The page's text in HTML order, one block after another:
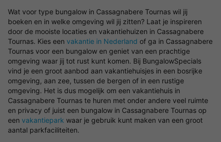
Wat voor type bungalow in Cassagnabere Tournas wil jij
boeken en in welke omgeving wil jij zitten? Laat je inspireren
door de mooiste locaties en vakantiehuizen in Cassagnabere
Tournas. Kies een vakantie in Nederland of ga in Cassagnabere
Tournas voor een bungalow en geniet van een prachtige
omgeving waar jij tot rust kunt komen. Bij BungalowSpecials
vind je een groot aanbod aan vakantiehuisjes in een bosrijke
omgeving, aan zee, tussen de bergen of in een rustige
omgeving. Het is dus mogelijk om een vakantiehuis in
Cassagnabere Tournas te huren met onder andere veel ruimte
en privacy of juist een bungalow in Cassagnabere Tournas op
een vakantiepark waar je gebruik kunt maken van een groot
aantal parkfaciliteiten.